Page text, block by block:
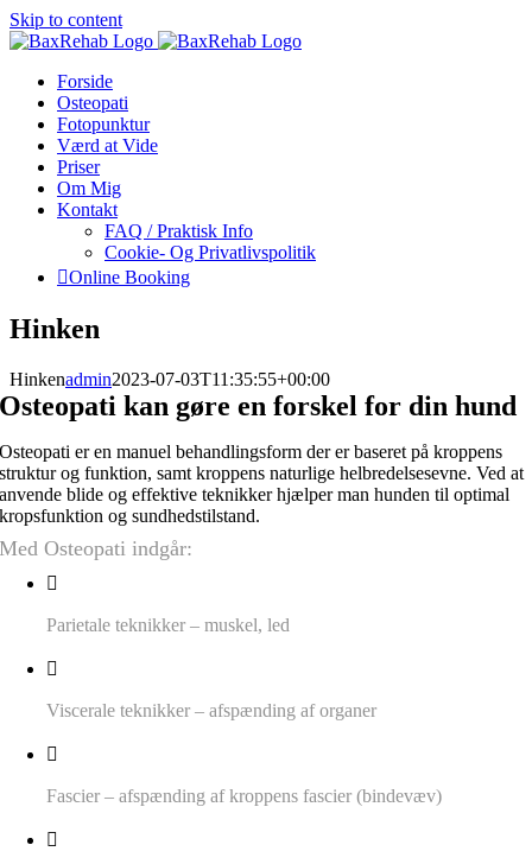
Skip to content
Forside
Osteopati
Fotopunktur
Værd at Vide
Priser
Om Mig
Kontakt
FAQ / Praktisk Info
Cookie- Og Privatlivspolitik
Online Booking
Hinken
Hinkenadmin2023-07-03T11:35:55+00:00
Osteopati kan gøre en forskel for din hund
Osteopati er en manuel behandlingsform der er baseret på kroppens
struktur og funktion, samt kroppens naturlige helbredelsesevne. Ved at
anvende blide og effektive teknikker hjælper man hunden til optimal
kropsfunktion og sundhedstilstand.
Med Osteopati indgår:
Parietale teknikker – muskel, led
Viscerale teknikker – afspænding af organer
Fascier – afspænding af kroppens fascier (bindevæv)